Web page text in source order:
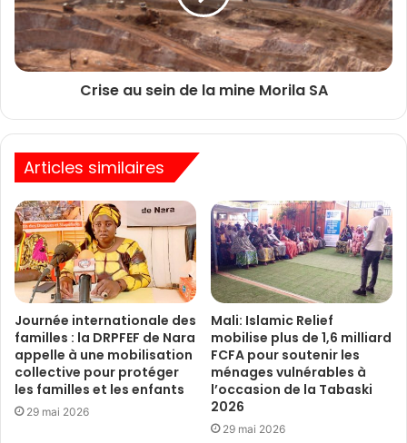
Crise au sein de la mine Morila SA
Articles similaires
Journée internationale des
familles : la DRPFEF de Nara
appelle à une mobilisation
collective pour protéger
les familles et les enfants
29 mai 2026
Mali: Islamic Relief
mobilise plus de 1,6 milliard
FCFA pour soutenir les
ménages vulnérables à
l’occasion de la Tabaski
2026
29 mai 2026